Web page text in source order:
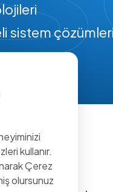
sistem
kullanır.
Çerez
olursunuz